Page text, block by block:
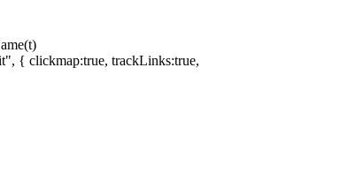
{ clickmap:true, trackLinks:true,